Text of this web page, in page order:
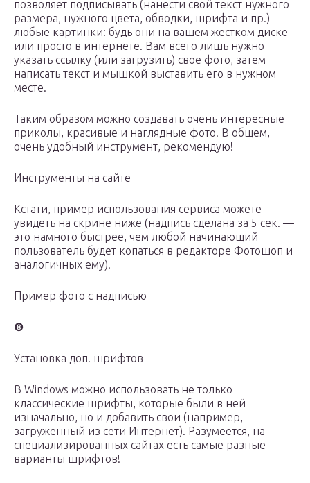
позволяет подписывать (нанести свой текст нужного
размера, нужного цвета, обводки, шрифта и пр.)
любые картинки: будь они на вашем жестком диске
или просто в интернете. Вам всего лишь нужно
указать ссылку (или загрузить) свое фото, затем
написать текст и мышкой выставить его в нужном
месте.
Таким образом можно создавать очень интересные
приколы, красивые и наглядные фото. В общем,
очень удобный инструмент, рекомендую!
Инструменты на сайте
Кстати, пример использования сервиса можете
увидеть на скрине ниже (надпись сделана за 5 сек. —
это намного быстрее, чем любой начинающий
пользователь будет копаться в редакторе Фотошоп и
аналогичных ему).
Пример фото с надписью
❽
Установка доп. шрифтов
В Windows можно использовать не только
классические шрифты, которые были в ней
изначально, но и добавить свои (например,
загруженный из сети Интернет). Разумеется, на
специализированных сайтах есть самые разные
варианты шрифтов!